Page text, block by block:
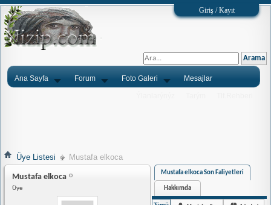
Giriş / Kayıt
Ana Sayfa Forum Foto Galeri Mesajlar
Üye Listesi Mustafa elkoca
Mustafa elkoca
Üye
Mustafa elkoca Son Faliyetleri
Hakkımda